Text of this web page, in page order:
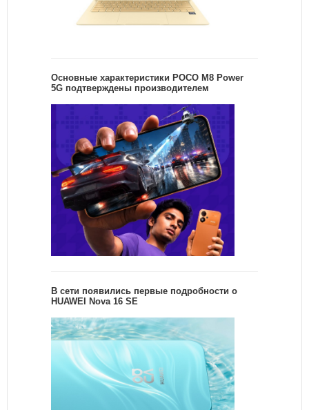
Основные характеристики POCO M8 Power
5G подтверждены производителем
В сети появились первые подробности о
HUAWEI Nova 16 SE